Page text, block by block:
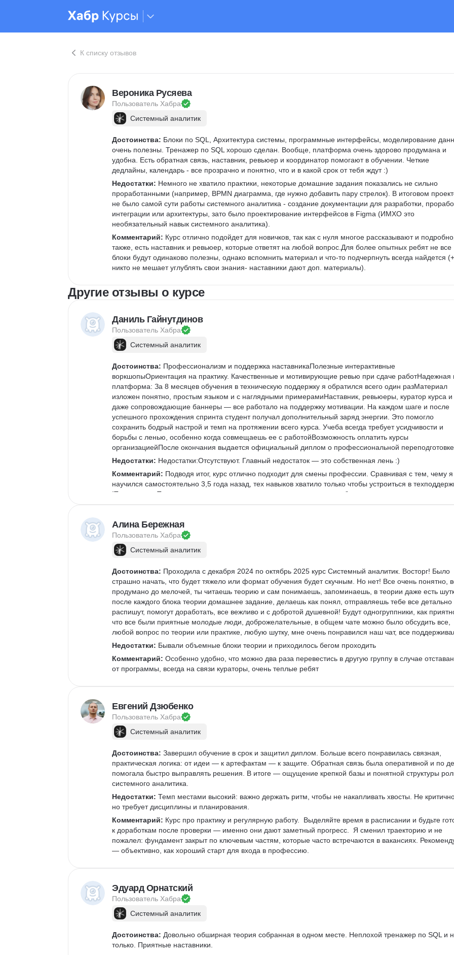
К списку отзывов
Вероника Русяева
Пользователь Хабра
Системный аналитик
Достоинства: Блоки по SQL, Архитектура системы, программные интерфейсы, моделирование
очень полезны. Тренажер по SQL хорошо сделан. Вообще, платформа очень здорово продумана и
удобна. Есть обратная связь, наставник, ревьюер и координатор помогают в обучении. Четкие
дедлайны, календарь - все прозрачно и понятно, что и в какой срок от тебя ждут :)
Недостатки: Немного не хватило практики, некоторые домашние задания показались не сильно
проработанными (например, BPMN диаграмма, где нужно добавить пару стрелок). В итоговом
не было самой сути работы системного аналитика - создание документации для разработки,
интеграции или архитектуры, зато было проектирование интерфейсов в Figma (ИМХО это
необязательный навык системного аналитика).
Комментарий: Курс отлично подойдет для новичков, так как с нуля многое рассказывают и
также, есть наставник и ревьюер, которые ответят на любой вопрос.Для более опытных ребят не все
блоки будут одинаково полезны, однако вспомнить материал и что-то подчерпнуть всегда найдется (+
никто не мешает углублять свои знания- наставники дают доп. материалы).
Другие отзывы о курсе
Даниль Гайнутдинов
Пользователь Хабра
Системный аналитик
Достоинства: Профессионализм и поддержка наставникаПолезные интерактивные
воркшопыОриентация на практику. Качественные и мотивирующие ревью при сдаче работНадежная
платформа: За 8 месяцев обучения в техническую поддержку я обратился всего один разМатериал
изложен понятно, простым языком и с наглядными примерамиНаставник, ревьюеры, куратор курса и
даже сопровождающие баннеры — все работало на поддержку мотивации. На каждом шаге и после
успешного прохождения спринта студент получал дополнительный заряд энергии. Это помогло
сохранить бодрый настрой и темп на протяжении всего курса. Учеба всегда требует усидчивости и
борьбы с ленью, особенно когда совмещаешь ее с работойВозможность оплатить курсы
организациейПосле окончания выдается официальный диплом о профессиональной переподготовке
Недостатки: Недостатки:Отсутствуют. Главный недостаток — это собственная лень :)
Комментарий: Подводя итог, курс отлично подходит для смены профессии. Сравнивая с тем, чему я
научился самостоятельно 3,5 года назад, тех навыков хватило только чтобы устроиться в
IT-компании. Теперь же у меня есть уверенность в том, что я могу побороться за вакансии
Алина Бережная
Пользователь Хабра
Системный аналитик
Достоинства: Проходила с декабря 2024 по октябрь 2025 курс Системный аналитик. Восторг! Было
страшно начать, что будет тяжело или формат обучения будет скучным. Но нет! Все очень понятно,
продумано до мелочей, ты читаешь теорию и сам понимаешь, запоминаешь, в теории даже есть
после каждого блока теории домашнее задание, делаешь как понял, отправляешь тебе все детально
распишут, помогут доработать, все вежливо и с добротой душевной! Будут одногруппники, как
что все были приятные молодые люди, доброжелательные, в общем чате можно было обсудить все,
любой вопрос по теории или практике, любую шутку, мне очень понравился наш чат, все
Недостатки: Бывали объемные блоки теории и приходилось бегом проходить
Комментарий: Особенно удобно, что можно два раза перевестись в другую группу в случае
от программы, всегда на связи кураторы, очень теплые ребят
Евгений Дзюбенко
Пользователь Хабра
Системный аналитик
Достоинства: Завершил обучение в срок и защитил диплом. Больше всего понравилась связная,
практическая логика: от идеи — к артефактам — к защите. Обратная связь была оперативной и по
помогала быстро выправлять решения. В итоге — ощущение крепкой базы и понятной структуры
системного аналитика.
Недостатки: Темп местами высокий: важно держать ритм, чтобы не накапливать хвосты. Не
но требует дисциплины и планирования.
Комментарий: Курс про практику и регулярную работу.  Выделяйте время в расписании и будьте
к доработкам после проверки — именно они дают заметный прогресс.  Я сменил траекторию и не
пожалел: фундамент закрыт по ключевым частям, которые часто встречаются в вакансиях.
— объективно, как хороший старт для входа в профессию.
Эдуард Орнатский
Пользователь Хабра
Системный аналитик
Достоинства: Довольно обширная теория собранная в одном месте. Неплохой тренажер по SQL и
только. Приятные наставники.